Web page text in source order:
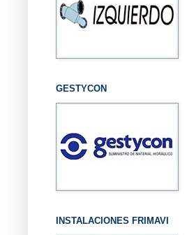
GESTYCON
INSTALACIONES FRIMAVI